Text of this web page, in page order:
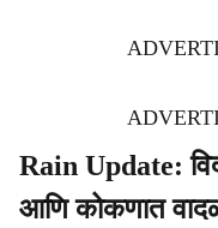
Rain Update:
आणि कोकणात